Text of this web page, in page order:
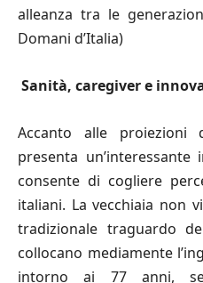
alleanza tra le
Domani d’Italia)
Sanità, caregiver e
Accanto alle proiezioni
presenta
consente di cogliere
italiani. La vecchiaia non
tradizionale traguardo
collocano mediamente
intorno ai 77 anni,